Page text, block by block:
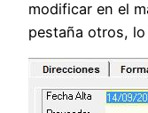
modificar en el
pestaña otros,